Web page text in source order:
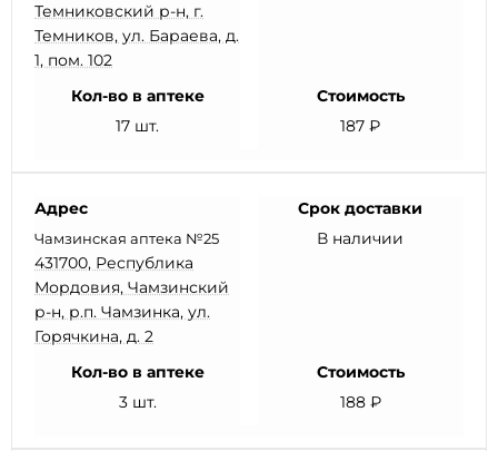
Темниковский р-н, г.
Темников, ул. Бараева, д.
1, пом. 102
Кол-во в аптеке
17 шт.
Стоимость
187 ₽
Адрес
Чамзинская аптека №25
431700, Республика
Мордовия, Чамзинский
р-н, р.п. Чамзинка, ул.
Горячкина, д. 2
Срок доставки
В наличии
Кол-во в аптеке
3 шт.
Стоимость
188 ₽